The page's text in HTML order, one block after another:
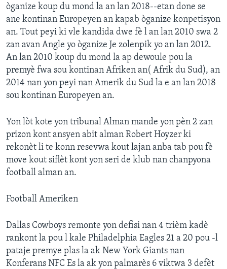
òganize koup du mond la an lan 2018--etan done se
ane kontinan Europeyen an kapab òganize konpetisyon
an. Tout peyi ki vle kandida dwe fè l an lan 2010 swa 2
zan avan Angle yo òganize Je zolenpik yo an lan 2012.
An lan 2010 koup du mond la ap dewoule pou la
premyè fwa sou kontinan Afriken an( Afrik du Sud), an
2014 nan yon peyi nan Amerik du Sud la e an lan 2018
sou kontinan Europeyen an.
Yon lòt kote yon tribunal Alman mande yon pèn 2 zan
prizon kont ansyen abit alman Robert Hoyzer ki
rekonèt li te konn resevwa kout lajan anba tab pou fè
move kout siflèt kont yon seri de klub nan chanpyona
football alman an.
Football Ameriken
Dallas Cowboys remonte yon defisi nan 4 trièm kadè
rankont la pou l kale Philadelphia Eagles 21 a 20 pou -l
pataje premye plas la ak New York Giants nan
Konferans NFC Es la ak yon palmarès 6 viktwa 3 defèt